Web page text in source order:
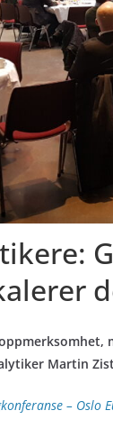
Martin
– Oslo